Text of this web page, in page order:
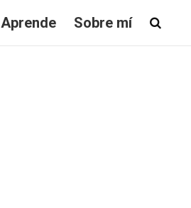
Aprende Sobre mí